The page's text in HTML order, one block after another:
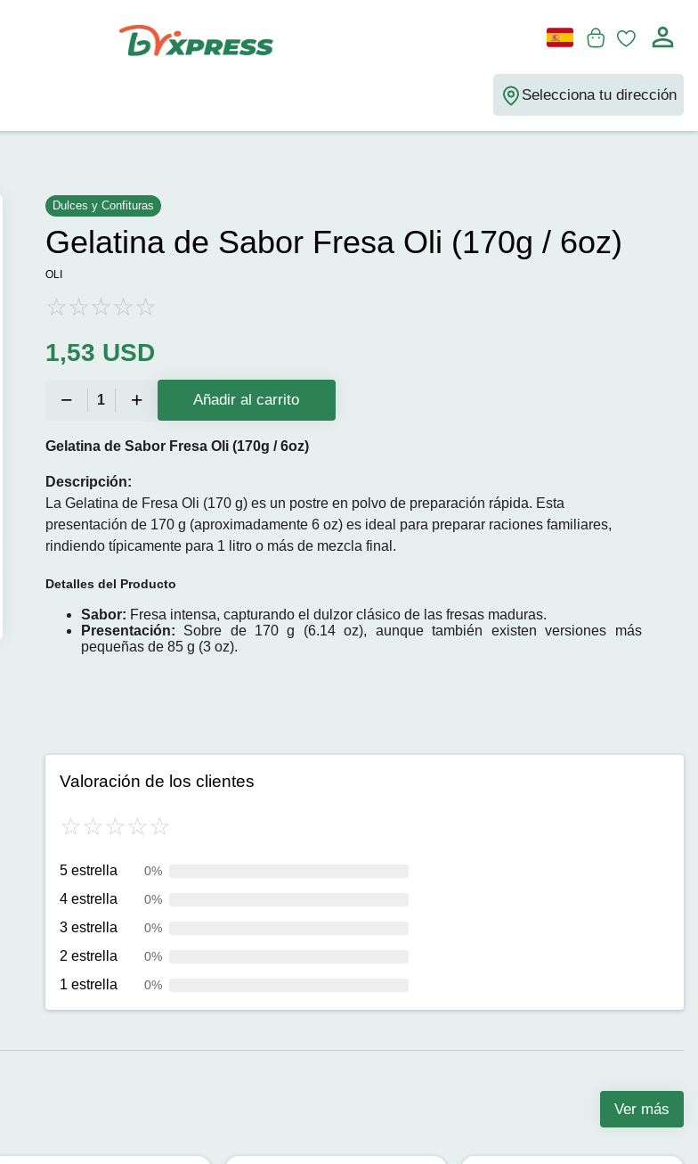
Selecciona tu dirección
Dulces y Confituras
Gelatina de Sabor Fresa Oli (170g / 6oz)
OLI
1,53 USD
Añadir al carrito
Gelatina de Sabor Fresa Oli (170g / 6oz)
Descripción:
La Gelatina de Fresa Oli (170 g)es un postre en polvo de preparación rápida. Esta
presentación de 170 g (aproximadamente 6 oz) es ideal para preparar raciones familiares,
rindiendo típicamente para 1 litro o más de mezcla final.
Detalles del Producto
Sabor: Fresa intensa, capturando el dulzor clásico de las fresas maduras.
Presentación: Sobre de 170 g (6.14 oz), aunque también existen versiones más
pequeñas de 85 g (3 oz).
Valoración de los clientes
5 estrella 0%
4 estrella 0%
3 estrella 0%
2 estrella 0%
1 estrella 0%
Ver más